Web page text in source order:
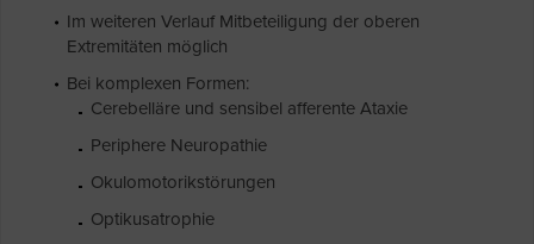
Im weiteren Verlauf Mitbeteiligung der oberen
Extremitäten möglich
Bei komplexen Formen:
Cerebelläre und sensibel afferente Ataxie
Periphere Neuropathie
Okulomotorikstörungen
Optikusatrophie